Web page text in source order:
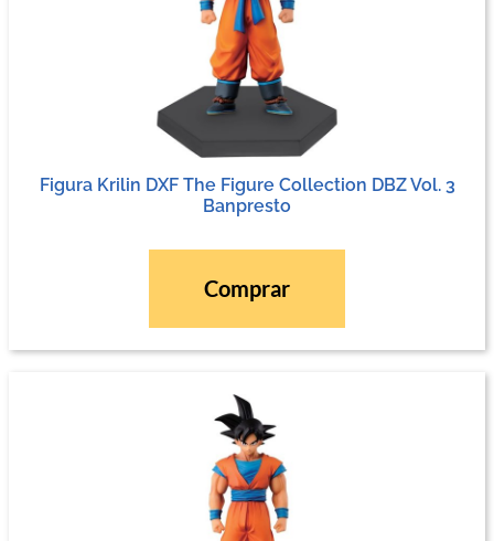
Figura Krilin DXF The Figure Collection DBZ Vol. 3
Banpresto
Comprar